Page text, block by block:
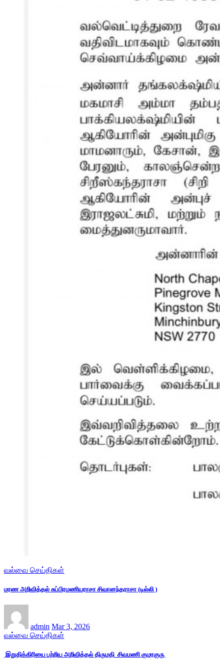
வல்வை செய்திகள்
மரண அறிவித்தல் சுப்பிரமணியராசா சிவானந்தராசா (டில்லி )
admin Mar 3, 2026
வல்வை செய்திகள்
இறுதிக்கிரியை பற்றிய அறிவித்தல் திருமதி சிவமணி குமரகுரு